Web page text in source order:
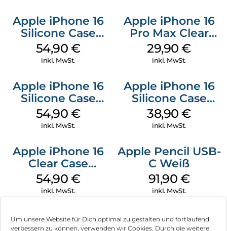
Um unsere Website für Dich optimal zu gestalten und fortlaufend
verbessern zu können, verwenden wir Cookies. Durch die weitere
Apple iPhone 16
Silicone Case
MagSafe Black
54,90 €
inkl. MwSt.
Apple iPhone 16
Pro Max Clear
Case MagSafe
Transparent
29,90€
inkl. MwSt.
Apple iPhone 16
Silicone Case
MagSafe Lake
Green
54,90 €
inkl. MwSt.
Apple iPhone 16
Silicone Case
MagSafe
Ultramarine
38,90€
inkl. MwSt.
Apple iPhone 16
Clear Case
MagSafe
Transparent
54,90 €
inkl. MwSt.
Apple Pencil USB-
C Weiß
91,90 €
inkl. MwSt.